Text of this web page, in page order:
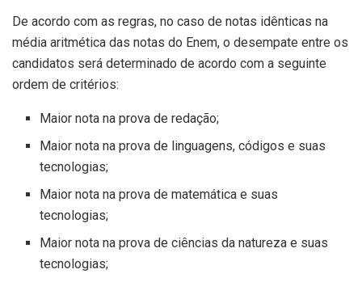
De acordo com as regras, no caso de notas idênticas na
média aritmética das notas do Enem, o desempate entre os
candidatos será determinado de acordo com a seguinte
ordem de critérios:
Maior nota na prova de redação;
Maior nota na prova de linguagens, códigos e suas
tecnologias;
Maior nota na prova de matemática e suas
tecnologias;
Maior nota na prova de ciências da natureza e suas
tecnologias;